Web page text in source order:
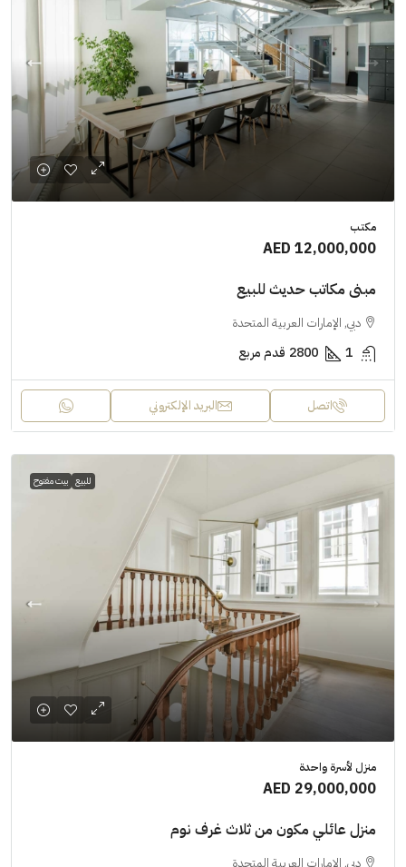
مكتب
AED 12,000,000
مبنى مكاتب حديث للبيع
دبي, الإمارات العربية المتحدة
1
2800 قدم مربع
اتصل البريد الإلكتروني
للبيع بيت مفتوح
منزل لأسرة واحدة
AED 29,000,000
منزل عائلي مكون من ثلاث غرف نوم
دبي, الإمارات العربية المتحدة